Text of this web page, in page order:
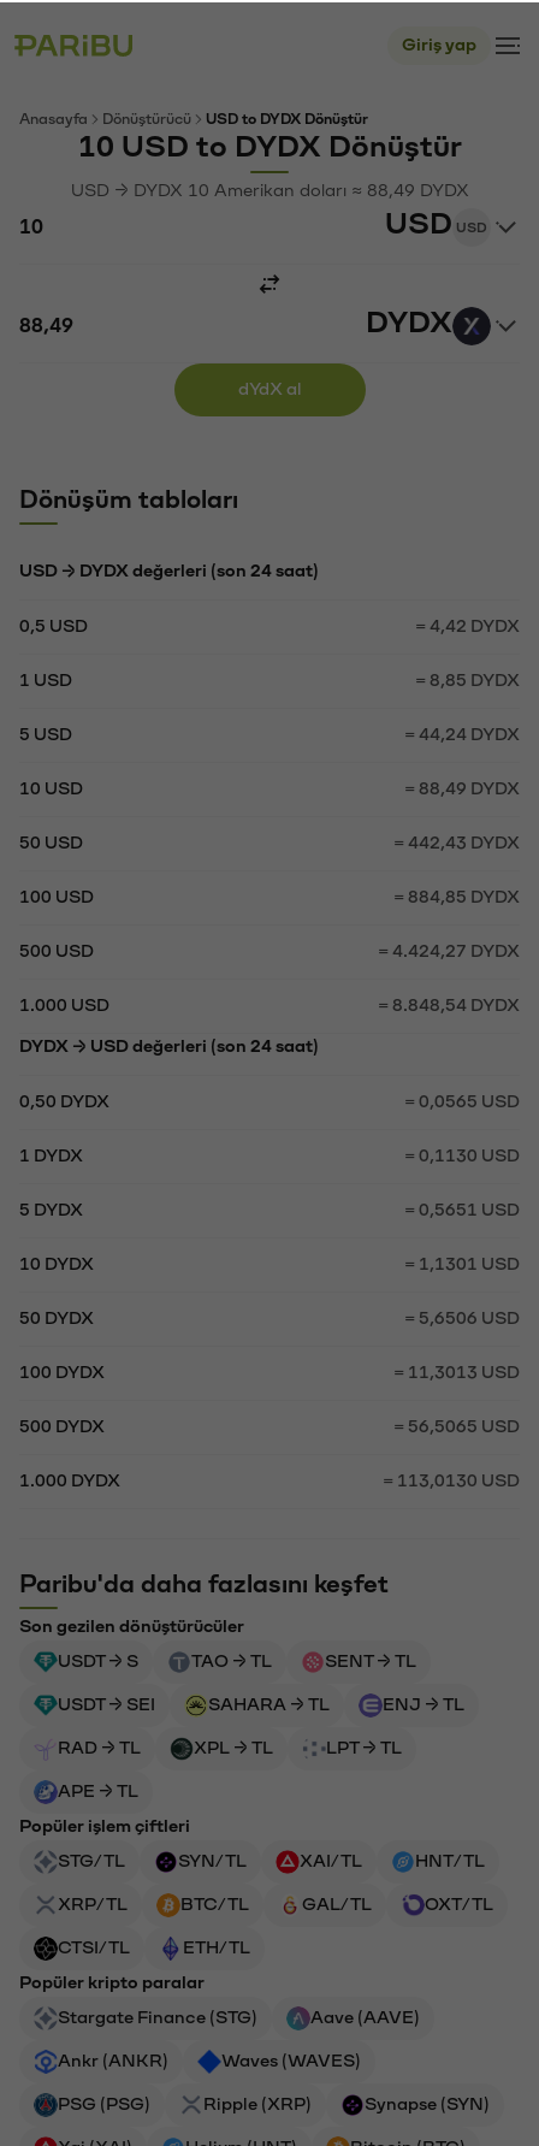
Giriş yap
Anasayfa Dönüştürücü USD to DYDX Dönüştür
10 USD to DYDX Dönüştür
USD → DYDX 10 Amerikan doları ≈ 88,49 DYDX
USD USD
DYDX
dYdX al
Dönüşüm tabloları
USD → DYDX değerleri (son 24 saat)
0,5 USD = 4,42 DYDX
1 USD = 8,85 DYDX
5 USD = 44,24 DYDX
10 USD = 88,49 DYDX
50 USD = 442,43 DYDX
100 USD = 884,85 DYDX
500 USD = 4.424,27 DYDX
1.000 USD = 8.848,54 DYDX
DYDX → USD değerleri (son 24 saat)
0,50 DYDX = 0,0565 USD
1 DYDX = 0,1130 USD
5 DYDX = 0,5651 USD
10 DYDX = 1,1301 USD
50 DYDX = 5,6506 USD
100 DYDX = 11,3013 USD
500 DYDX = 56,5065 USD
1.000 DYDX = 113,0130 USD
Paribu'da daha fazlasını keşfet
Son gezilen dönüştürücüler
USDT → S
TAO → TL SENT → TL
USDT → SEI SAHARA → TL ENJ → TL
RAD → TL XPL → TL LPT → TL
APE → TL
Popüler işlem çiftleri
STG/TL
SYN/TL XAI/TL HNT/TL
XRP/TL BTC/TL GAL/TL OXT/TL
CTSI/TL
ETH/TL
Popüler kripto paralar
Stargate Finance (STG)
Aave (AAVE)
Ankr (ANKR) Waves (WAVES)
PSG (PSG) Ripple (XRP) Synapse (SYN)